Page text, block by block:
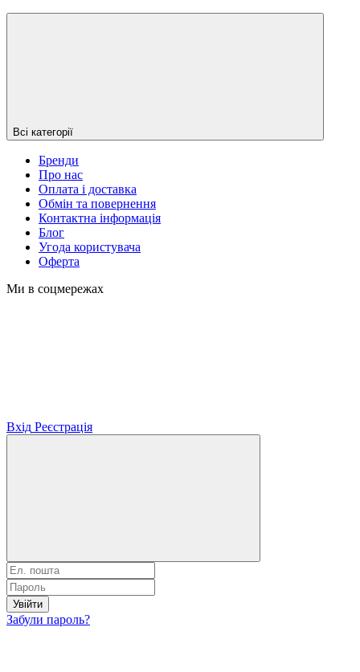
Всі категорії
Бренди
Про нас
Оплата і доставка
Обмін та повернення
Контактна інформація
Блог
Угода користувача
Оферта
Ми в соцмережах
Вхід Реєстрація
Увійти
Забули пароль?